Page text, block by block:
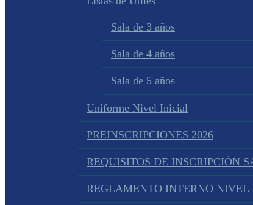
Sala de 3 años
Sala de 4 años
Sala de 5 años
Uniforme Nivel Inicial
PREINSCRIPCIONES 2026
REQUISITOS DE INSCRIPCIÓN
REGLAMENTO INTERNO